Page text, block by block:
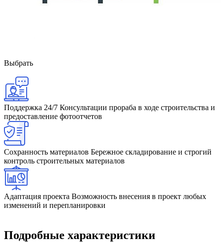
Выбрать
Поддержка 24/7 Консультации прораба в ходе строительства и
предоставление фотоотчетов
Сохранность материалов Бережное складирование и строгий
контроль строительных материалов
Адаптация проекта Возможность внесения в проект любых
изменений и перепланировки
Подробные характеристики